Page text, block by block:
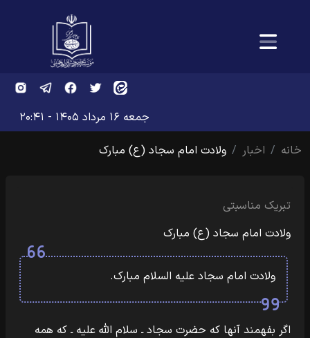
جمعه ۱۶ مرداد ۱۴۰۵ - ۲۰:۴۱
خانه
اخبار ولادت امام سجاد (ع) مبارک
تبریک مناسبتی
ولادت امام سجاد (ع) مبارک
ولادت امام سجاد علیه السلام مبارک.